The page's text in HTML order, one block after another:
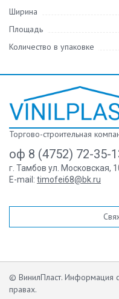
Ширина
Площадь
Количество в упаковке
Торгово-строительная
оф 8 (4752) 72-35-
г. Тамбов ул. Московская,
E-mail: timofei68@bk.ru
© ВинилПласт. Информация
правах.